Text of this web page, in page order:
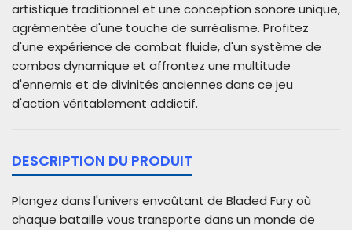
artistique traditionnel et une conception sonore unique,
agrémentée d'une touche de surréalisme. Profitez
d'une expérience de combat fluide, d'un système de
combos dynamique et affrontez une multitude
d'ennemis et de divinités anciennes dans ce jeu
d'action véritablement addictif.
DESCRIPTION DU PRODUIT
Plongez dans l'univers envoûtant de Bladed Fury où
chaque bataille vous transporte dans un monde de